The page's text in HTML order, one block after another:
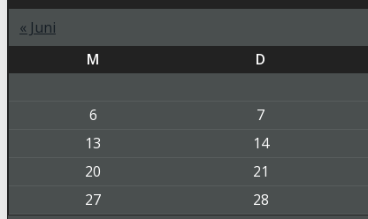
« Juni
M
D
6
7
13
14
20
21
27
28